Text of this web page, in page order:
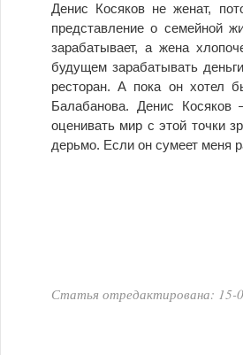
Денис Косяков не женат,
представление о семейной
зарабатывает, а жена
будущем зарабатывать
ресторан. А пока он хотел
Балабанова. Денис
оценивать мир с этой точки
дерьмо. Если он сумеет меня
Статья отредактирована: 15-